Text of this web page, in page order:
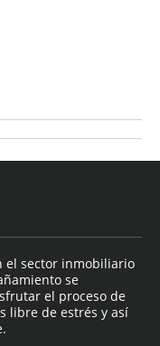
el sector inmobiliario
se
el proceso de
libre de estrés y así